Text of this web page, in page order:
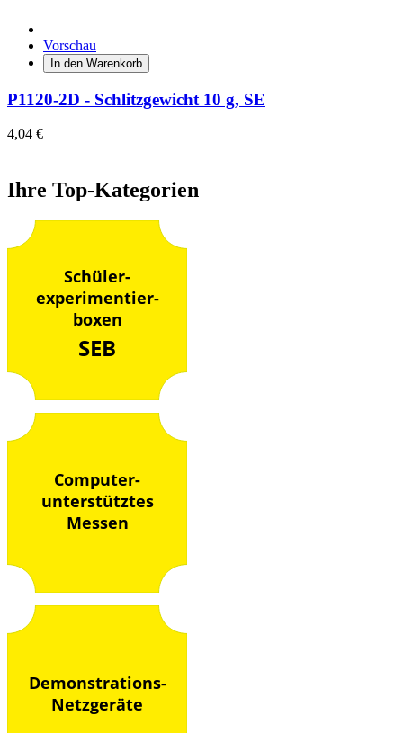
Vorschau
In den Warenkorb
P1120-2D - Schlitzgewicht 10 g, SE
4,04 €
Ihre Top-Kategorien
Schüler-
experimentier-
boxen
SEB
Computer-
unterstütztes
Messen
Demonstrations-
Netzgeräte